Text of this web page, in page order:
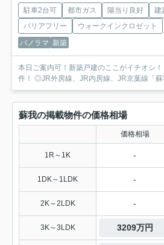
駐車2台可 都市ガス 陽当り良好
建
バリアフリー
ウォークインクロゼット
パノラマ 新築
本日ご案内可！新築戸建のここがイチオシ
件！ ◎JR外房線、JR内房線、JR京葉線「蘇
蘇我の掲載物件の価格相場
価格相場
1R～1K -
1DK～1LDK -
2K～2LDK -
3K～3LDK 3209万円